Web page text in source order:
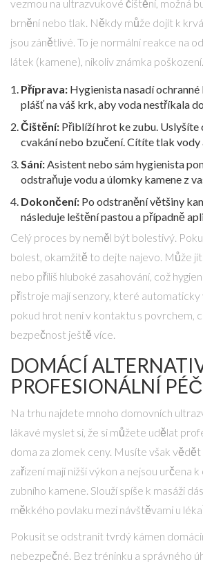
vezmou na ultrazvukové čištění, možná
brnění nebo tlak. Někdy může dojít k
jsou zánětlivé. To je normální reakce na
látek (kamene), nikoliv známka poškození.
Příprava: Hygienista nasadí
plášť na váš krk, aby voda nestříkala
Čištění: Přiblíží hrot ke zubu.
cvakání nebo bzučení. Cítíte tlak vody
Sání:Asistent nebo sám hygienista
odstraňuje vodu a úlomky kamene z
Dokončení: Po odstranění většiny
následuje leštění pastou a případně
Celý proces by neměl být bolestivý.
bolest, okamžitě to dejte najevo. Může
nebo příliš hluboké zasahování, což
přístroje mají senzory, které automaticky
pokud hrot není v kontaktu s povrchem,
bezpečnost ještě více.
DOMÁCÍ
PROFESIONÁLNÍ
Na trhu najdete mnoho domovních
lákavé myslet si, že si můžete udělat
doma za zlomek ceny. Musíte však
zařízení mají nižší výkon a nejsou určena
zubního kamene. Slouží spíše k masáži
měkkého povlaku mezi návštěvami u
Pokusit se odstranit tvrdý kámen
nebezpečné. Bez tréninku a správného